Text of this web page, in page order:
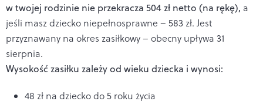
w twojej rodzinie nie przekracza 504 zł netto (na rękę), a
jeśli masz dziecko niepełnosprawne – 583 zł. Jest
przyznawany na okres zasiłkowy – obecny upływa 31
sierpnia.
Wysokość zasiłku zależy od wieku dziecka i wynosi:
48 zł na dziecko do 5 roku życia